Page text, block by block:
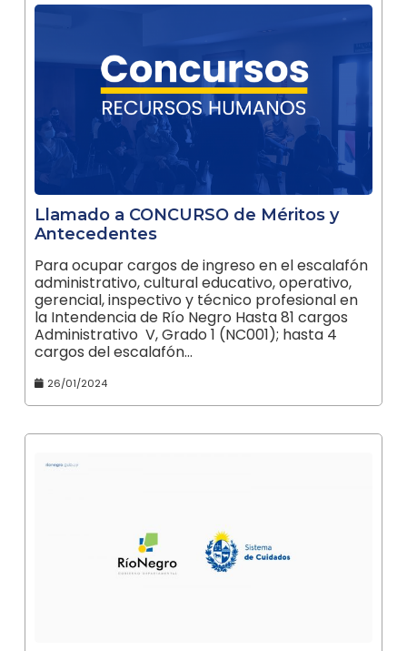
Llamado a CONCURSO de Méritos y
Antecedentes
Para ocupar cargos de ingreso en el escalafón
administrativo, cultural educativo, operativo,
gerencial, inspectivo y técnico profesional en
la Intendencia de Río Negro Hasta 81 cargos
Administrativo V, Grado 1 (NC001); hasta 4
cargos del escalafón…
26/01/2024